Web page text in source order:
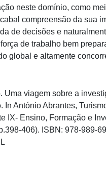
neste domínio, como
compreensão da sua
de decisões e
de trabalho bem
global e altamente
Uma viagem sobre a
In António Abrantes,
IX- Ensino, Formação e
406). ISBN: 978-989-